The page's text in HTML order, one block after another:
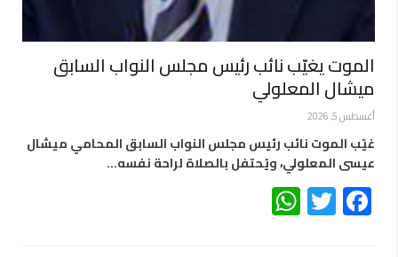
الموت يغيّب نائب رئيس مجلس النواب السابق
ميشال المعلولي
أغسطس 5, 2026
غيّب الموت نائب رئيس مجلس النواب السابق المحامي ميشال
عيسى المعلولي، ويُحتفل بالصلاة لراحة نفسه…
Facebook
Twitter